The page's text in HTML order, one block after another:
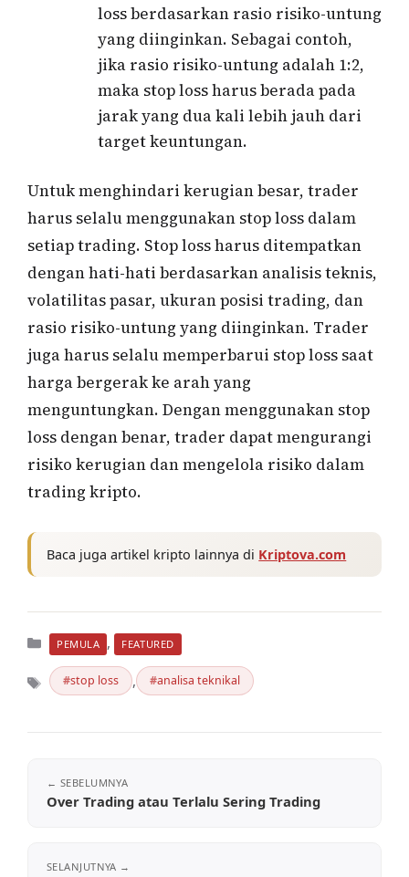
loss berdasarkan rasio risiko-untung
yang diinginkan. Sebagai contoh,
jika rasio risiko-untung adalah 1:2,
maka stop loss harus berada pada
jarak yang dua kali lebih jauh dari
target keuntungan.
Untuk menghindari kerugian besar, trader
harus selalu menggunakan stop loss dalam
setiap trading. Stop loss harus ditempatkan
dengan hati-hati berdasarkan analisis teknis,
volatilitas pasar, ukuran posisi trading, dan
rasio risiko-untung yang diinginkan. Trader
juga harus selalu memperbarui stop loss saat
harga bergerak ke arah yang
menguntungkan. Dengan menggunakan stop
loss dengan benar, trader dapat mengurangi
risiko kerugian dan mengelola risiko dalam
trading kripto.
Baca juga artikel kripto lainnya di Kriptova.com
Kategori
PEMULA , FEATURED
Tag stop loss , analisa teknikal
Over Trading atau Terlalu Sering Trading